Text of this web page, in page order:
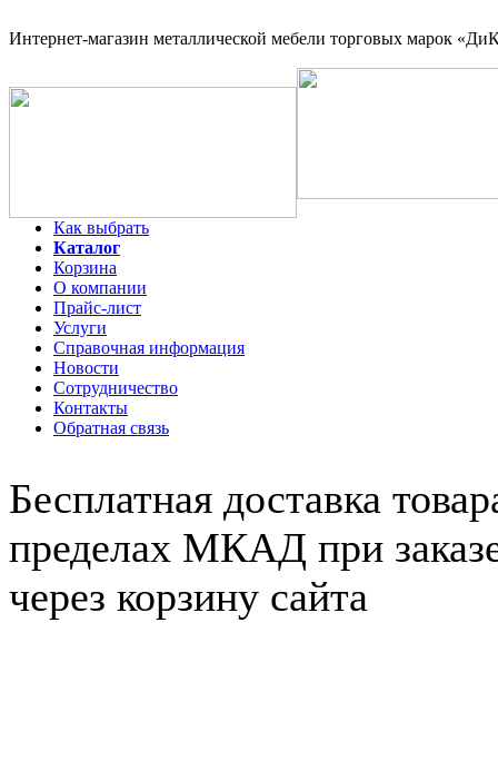
Интернет-магазин металлической мебели торговых марок
Как выбрать
Каталог
Корзина
О компании
Прайс-лист
Услуги
Справочная информация
Новости
Сотрудничество
Контакты
Обратная связь
Бесплатная доставка
пределах МКАД при
через корзину сайта